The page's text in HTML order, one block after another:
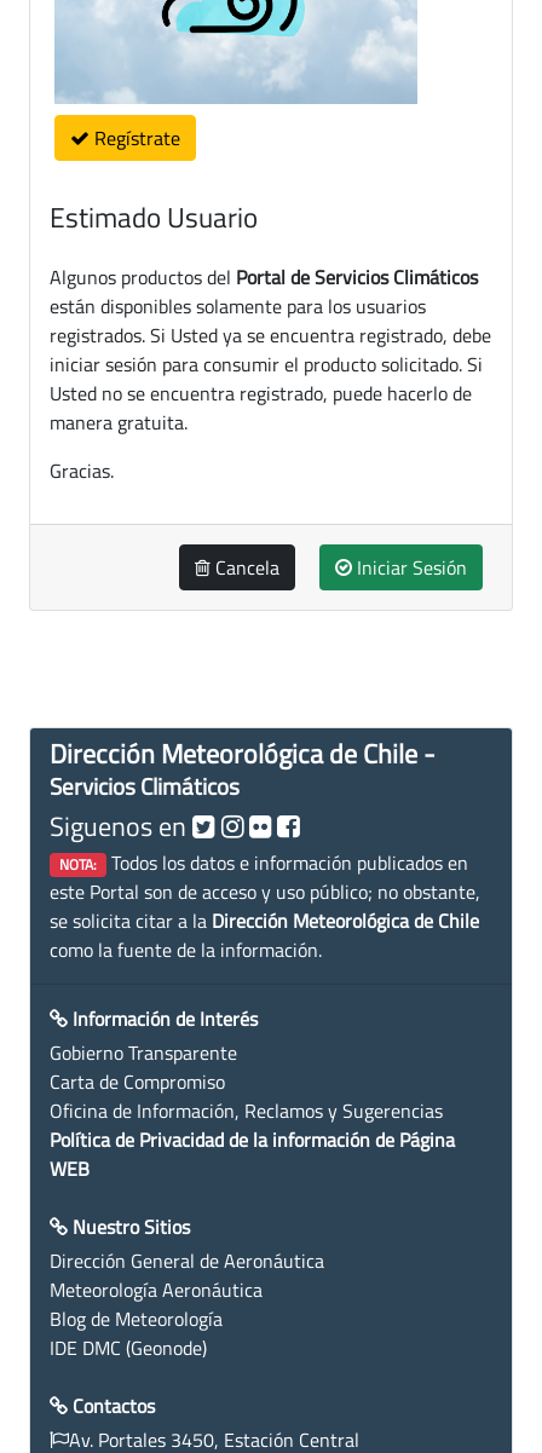
Regístrate
Estimado Usuario
Algunos productos del Portal de Servicios Climáticos
están disponibles solamente para los usuarios
registrados. Si Usted ya se encuentra registrado, debe
iniciar sesión para consumir el producto solicitado. Si
Usted no se encuentra registrado, puede hacerlo de
manera gratuita.
Gracias.
Cancela Iniciar Sesión
Dirección Meteorológica de Chile -
Servicios Climáticos
Siguenos en
NOTA: Todos los datos e información publicados en
este Portal son de acceso y uso público; no obstante,
se solicita citar a la Dirección Meteorológica de Chile
como la fuente de la información.
Información de Interés
Gobierno Transparente
Carta de Compromiso
Oficina de Información, Reclamos y Sugerencias
Política de Privacidad de la información de Página
WEB
Nuestro Sitios
Dirección General de Aeronáutica
Meteorología Aeronáutica
Blog de Meteorología
IDE DMC (Geonode)
Contactos
Av. Portales 3450, Estación Central